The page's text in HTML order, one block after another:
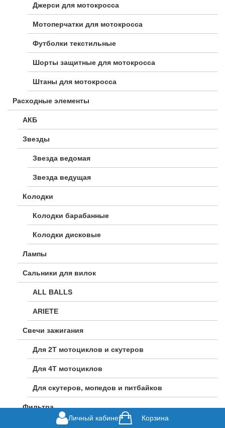
Джерси для мотокросса
Мотоперчатки для мотокросса
Футболки текстильные
Шорты защитные для мотокросса
Штаны для мотокросса
Расходные элементы
АКБ
Звезды
Звезда ведомая
Звезда ведущая
Колодки
Колодки барабанные
Колодки дисковые
Лампы
Сальники для вилок
ALL BALLS
ARIETE
Свечи зажигания
Для 2Т мотоциклов и скутеров
Для 4Т мотоциклов
Для скутеров, мопедов и питбайков
Фильтра
Фильтр воздушный
Личный кабинет Корзина